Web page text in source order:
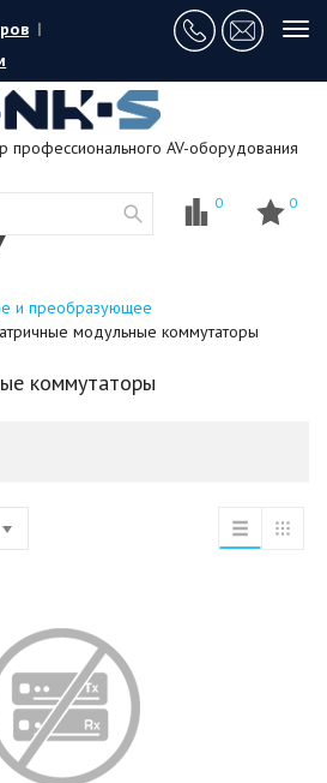
|
профессионального AV-оборудования
0 0
и преобразующее
модульные коммутаторы
коммутаторы